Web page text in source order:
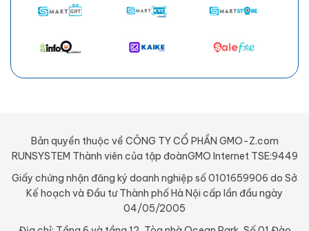
Bản quyền thuộc về CÔNG TY CỔ PHẦN GMO-Z.com
RUNSYSTEM Thành viên của tập đoànGMO Internet TSE:9449
Giấy chứng nhận đăng ký doanh nghiệp số 0101659906 do Sở
Kế hoạch và Đầu tư Thành phố Hà Nội cấp lần đầu ngày
04/05/2005